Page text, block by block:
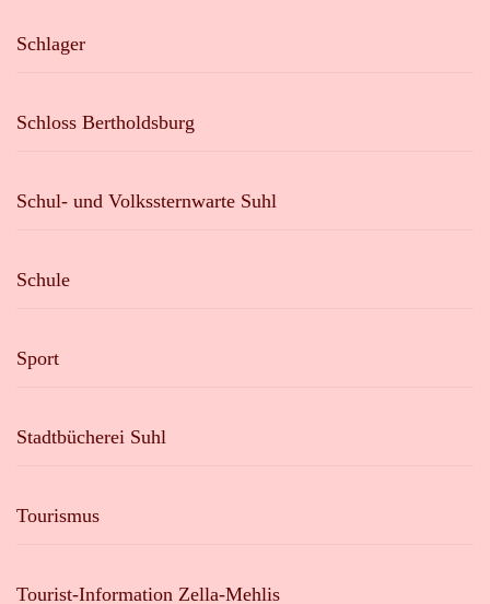
Schlager
Schloss Bertholdsburg
Schul- und Volkssternwarte Suhl
Schule
Sport
Stadtbücherei Suhl
Tourismus
Tourist-Information Zella-Mehlis